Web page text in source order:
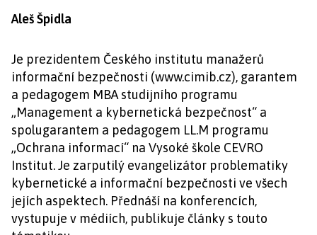
Aleš Špidla
Je prezidentem Českého institutu manažerů
informační bezpečnosti (www.cimib.cz), garantem
a pedagogem MBA studijního programu
„Management a kybernetická bezpečnost“ a
spolugarantem a pedagogem LL.M programu
„Ochrana informací“ na Vysoké škole CEVRO
Institut. Je zarputilý evangelizátor problematiky
kybernetické a informační bezpečnosti ve všech
jejích aspektech. Přednáší na konferencích,
vystupuje v médiích, publikuje články s touto